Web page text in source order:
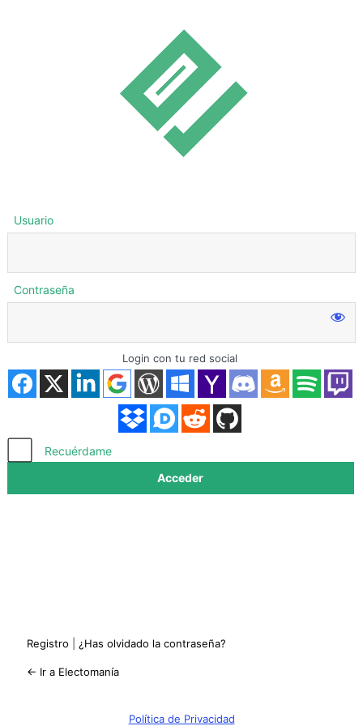
Acceder
Usuario
Contraseña
Login con tu red social
Recuérdame
Registro ¿Has olvidado la contraseña?
← Ir a Electomanía
Política de Privacidad